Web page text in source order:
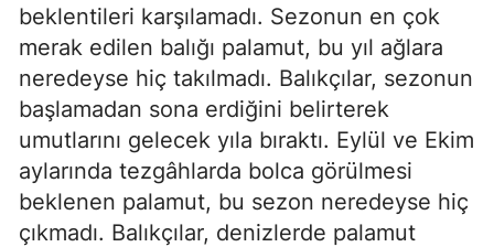
beklentileri karşılamadı. Sezonun en çok
merak edilen balığı palamut, bu yıl ağlara
neredeyse hiç takılmadı. Balıkçılar, sezonun
başlamadan sona erdiğini belirterek
umutlarını gelecek yıla bıraktı. Eylül ve Ekim
aylarında tezgâhlarda bolca görülmesi
beklenen palamut, bu sezon neredeyse hiç
çıkmadı. Balıkçılar, denizlerde palamut